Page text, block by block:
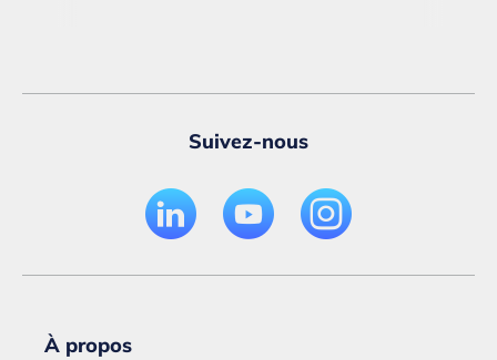
Suivez-nous
À propos